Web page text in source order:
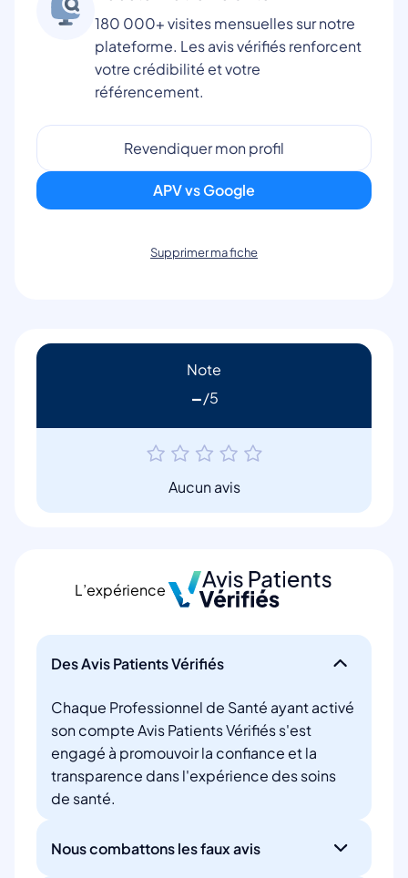
180 000+ visites mensuelles sur notre
plateforme. Les avis vérifiés renforcent
votre crédibilité et votre
référencement.
Revendiquer mon profil
APV vs Google
Supprimer ma fiche
Note
-
Aucun avis
L’expérience
Des Avis Patients Vérifiés
Chaque Professionnel de Santé ayant activé
son compte Avis Patients Vérifiés s'est
engagé à promouvoir la confiance et la
transparence dans l'expérience des soins
de santé.
Nous combattons les faux avis